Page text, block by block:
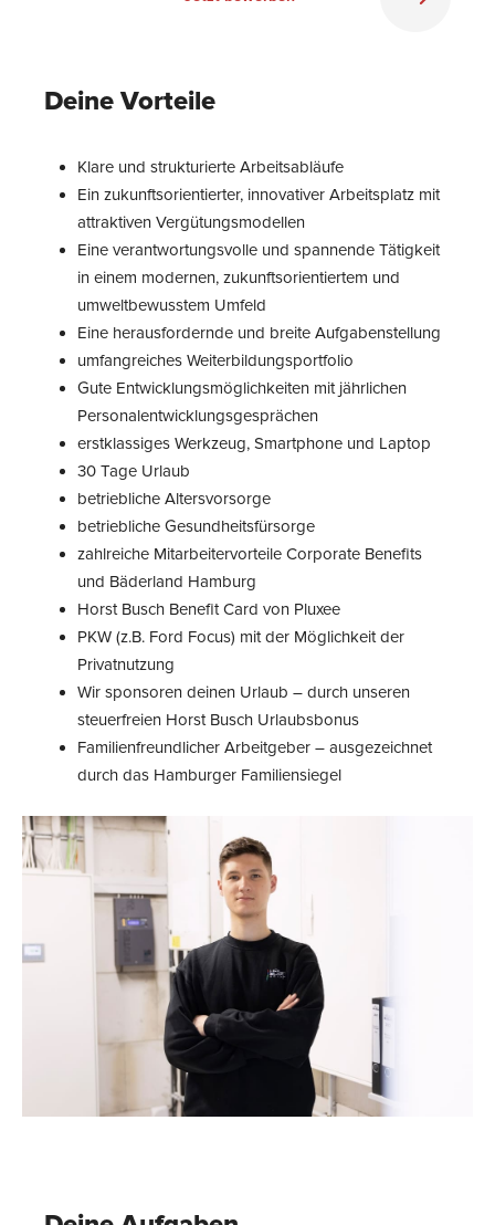
Deine Vorteile
Klare und strukturierte Arbeitsabläufe
Ein zukunftsorientierter, innovativer Arbeitsplatz mit
attraktiven Vergütungsmodellen
Eine verantwortungsvolle und spannende Tätigkeit
in einem modernen, zukunftsorientiertem und
umweltbewusstem Umfeld
Eine herausfordernde und breite Aufgabenstellung
umfangreiches Weiterbildungsportfolio
Gute Entwicklungsmöglichkeiten mit jährlichen
Personalentwicklungsgesprächen
erstklassiges Werkzeug, Smartphone und Laptop
30 Tage Urlaub
betriebliche Altersvorsorge
betriebliche Gesundheitsfürsorge
zahlreiche Mitarbeitervorteile Corporate Benefits
und Bäderland Hamburg
Horst Busch Benefit Card von Pluxee
PKW (z.B. Ford Focus) mit der Möglichkeit der
Privatnutzung
Wir sponsoren deinen Urlaub – durch unseren
steuerfreien Horst Busch Urlaubsbonus
Familienfreundlicher Arbeitgeber – ausgezeichnet
durch das Hamburger Familiensiegel